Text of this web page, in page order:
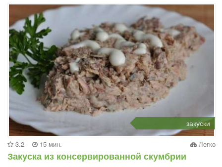
закуски
3.2 15 мин. Легко
Закуска из консервированной скумбрии